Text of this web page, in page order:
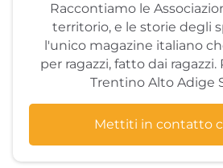
Raccontiamo le
territorio, e le storie degli
l'unico magazine italiano
per ragazzi, fatto dai ragazzi.
Trentino Alto Adige
Mettiti in contatto